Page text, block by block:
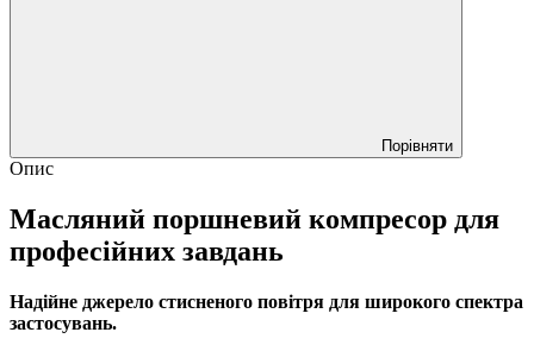
Порівняти
Опис
Масляний поршневий компресор для
професійних завдань
Надійне джерело стисненого повітря для широкого спектра
застосувань.